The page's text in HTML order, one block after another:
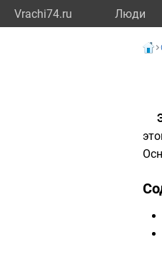
Vrachi74.ru Люди